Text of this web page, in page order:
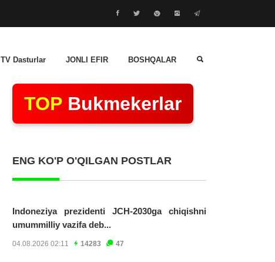
TV Dasturlar JONLI EFIR BOSHQALAR
TOP Bukmekerlar
ENG KO'P O'QILGAN POSTLAR
Indoneziya prezidenti JCH-2030ga chiqishni
umummilliy vazifa deb...
04.08.2026 02:11 14283 47